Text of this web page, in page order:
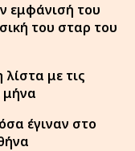
εμφάνισή του
του σταρ του
με τις
μήνα
έγιναν στο